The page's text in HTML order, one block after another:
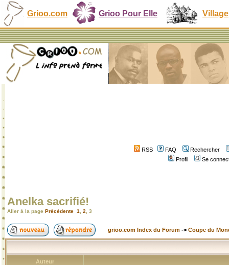
Grioo.com Grioo Pour Elle Village
RSS FAQ
Rechercher
Profil
Se
Anelka sacrifié!
Aller à la page Précédente 1 2 3
grioo.com Index du Forum -> Coupe du
Auteur